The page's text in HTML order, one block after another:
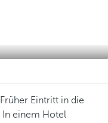
Früher Eintritt in die
In einem Hotel